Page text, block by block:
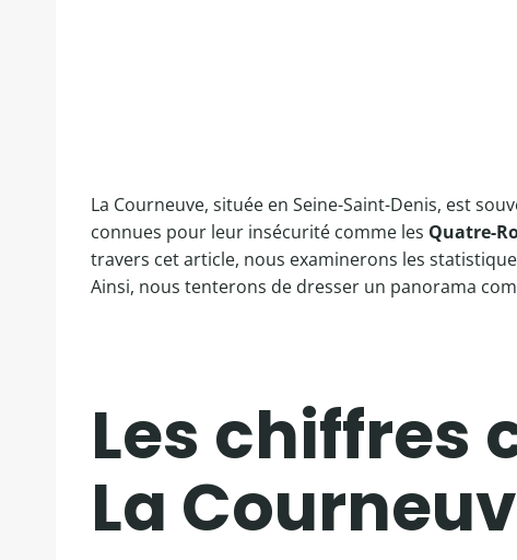
La Courneuve, située en Seine-Saint-Denis, est
connues pour leur insécurité comme les Quatre-
travers cet article, nous examinerons les
Ainsi, nous tenterons de dresser un panorama
Les chiffres
La